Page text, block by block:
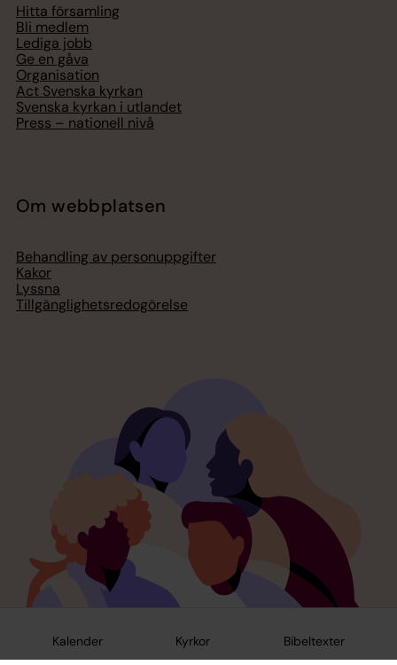
Kalender Kyrkor Bibeltexter
Hitta församling
Bli medlem
Lediga jobb
Ge en gåva
Organisation
Act Svenska kyrkan
Svenska kyrkan i utlandet
Press – nationell nivå
Om webbplatsen
Behandling av personuppgifter
Kakor
Lyssna
Tillgänglighetsredogörelse